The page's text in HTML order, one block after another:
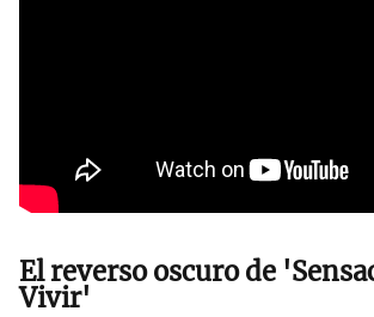
El reverso oscuro de
Vivir'